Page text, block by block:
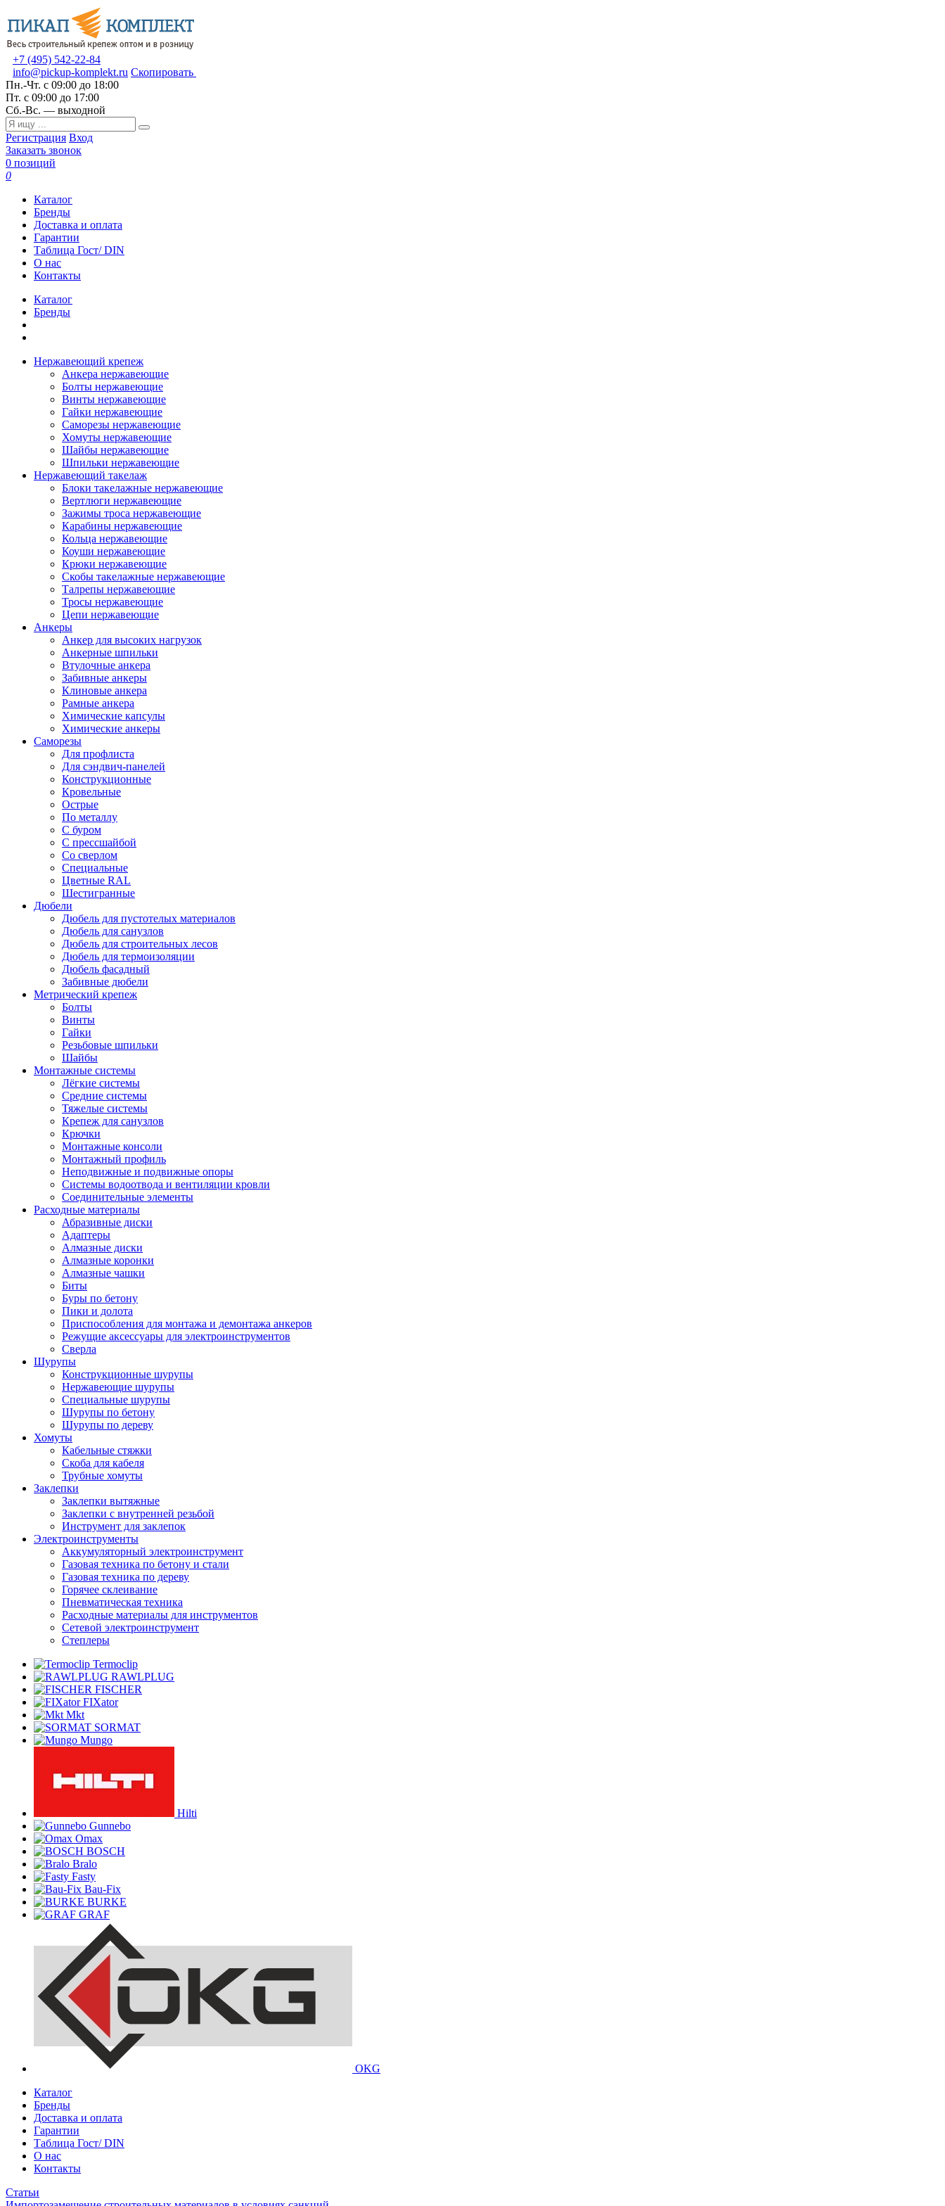
+7 (495) 542-22-84
info@pickup-komplekt.ru Скопировать
Пн.-Чт. с 09:00 до 18:00
Пт. с 09:00 до 17:00
Сб.-Вс. — выходной
Регистрация Вход
Заказать звонок
0 позиций
0
Каталог
Бренды
Доставка и оплата
Гарантии
Таблица Гост/ DIN
О нас
Контакты
Каталог
Бренды
Нержавеющий крепеж
Анкера нержавеющие
Болты нержавеющие
Винты нержавеющие
Гайки нержавеющие
Саморезы нержавеющие
Хомуты нержавеющие
Шайбы нержавеющие
Шпильки нержавеющие
Нержавеющий такелаж
Блоки такелажные нержавеющие
Вертлюги нержавеющие
Зажимы троса нержавеющие
Карабины нержавеющие
Кольца нержавеющие
Коуши нержавеющие
Крюки нержавеющие
Скобы такелажные нержавеющие
Талрепы нержавеющие
Тросы нержавеющие
Цепи нержавеющие
Анкеры
Анкер для высоких нагрузок
Анкерные шпильки
Втулочные анкера
Забивные анкеры
Клиновые анкера
Рамные анкера
Химические капсулы
Химические анкеры
Саморезы
Для профлиста
Для сэндвич-панелей
Конструкционные
Кровельные
Острые
По металлу
С буром
С прессшайбой
Со сверлом
Специальные
Цветные RAL
Шестигранные
Дюбели
Дюбель для пустотелых материалов
Дюбель для санузлов
Дюбель для строительных лесов
Дюбель для термоизоляции
Дюбель фасадный
Забивные дюбели
Метрический крепеж
Болты
Винты
Гайки
Резьбовые шпильки
Шайбы
Монтажные системы
Лёгкие системы
Средние системы
Тяжелые системы
Крепеж для санузлов
Крючки
Монтажные консоли
Монтажный профиль
Неподвижные и подвижные опоры
Системы водоотвода и вентиляции кровли
Соединительные элементы
Расходные материалы
Абразивные диски
Адаптеры
Алмазные диски
Алмазные коронки
Алмазные чашки
Биты
Буры по бетону
Пики и долота
Приспособления для монтажа и демонтажа анкеров
Режущие аксессуары для электроинструментов
Сверла
Шурупы
Конструкционные шурупы
Нержавеющие шурупы
Специальные шурупы
Шурупы по бетону
Шурупы по дереву
Хомуты
Кабельные стяжки
Скоба для кабеля
Трубные хомуты
Заклепки
Заклепки вытяжные
Заклепки с внутренней резьбой
Инструмент для заклепок
Электроинструменты
Аккумуляторный электроинструмент
Газовая техника по бетону и стали
Газовая техника по дереву
Горячее склеивание
Пневматическая техника
Расходные материалы для инструментов
Сетевой электроинструмент
Степлеры
Termoclip
RAWLPLUG
FISCHER
FIXator
Mkt
SORMAT
Mungo
Hilti
Gunnebo
Omax
BOSCH
Bralo
Fasty
Bau-Fix
BURKE
GRAF
OKG
Каталог
Бренды
Доставка и оплата
Гарантии
Таблица Гост/ DIN
О нас
Контакты
Статьи